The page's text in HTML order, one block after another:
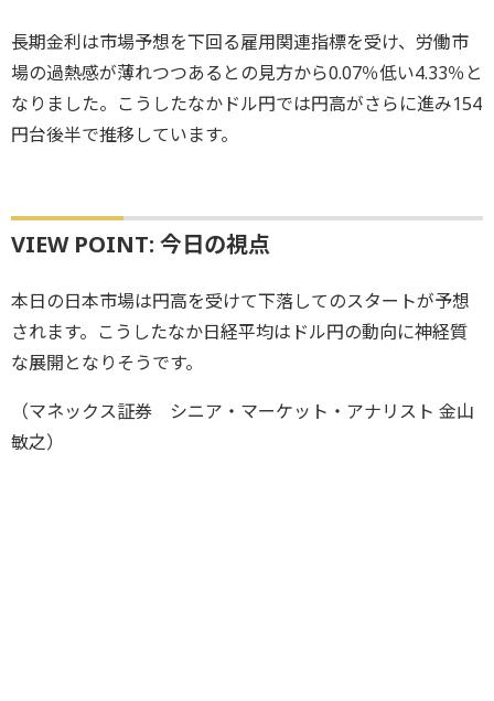
長期金利は市場予想を下回る雇用関連指標を受け、労働市
場の過熱感が薄れつつあるとの見方から0.07％低い4.33％と
なりました。こうしたなかドル円では円高がさらに進み154
円台後半で推移しています。
VIEW POINT: 今日の視点
本日の日本市場は円高を受けて下落してのスタートが予想
されます。こうしたなか日経平均はドル円の動向に神経質
な展開となりそうです。
（マネックス証券 シニア・マーケット・アナリスト 金山
敏之）